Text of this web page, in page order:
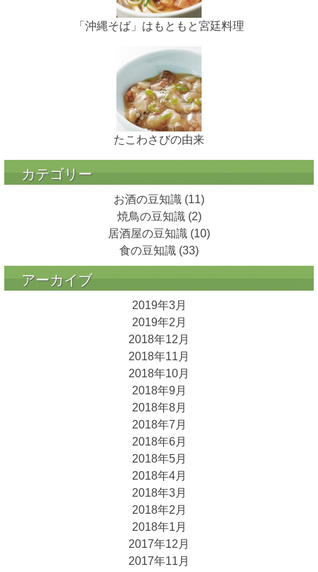
「沖縄そば」はもともと宮廷料理
たこわさびの由来
カテゴリー
お酒の豆知識 (11)
焼鳥の豆知識(2)
居酒屋の豆知識 (10)
食の豆知識 (33)
アーカイブ
2019年3月
2019年2月
2018年12月
2018年11月
2018年10月
2018年9月
2018年8月
2018年7月
2018年6月
2018年5月
2018年4月
2018年3月
2018年2月
2018年1月
2017年12月
2017年11月